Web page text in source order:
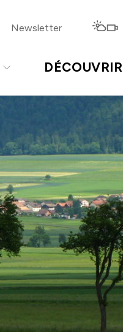
Newsletter
DÉCOUVRIR